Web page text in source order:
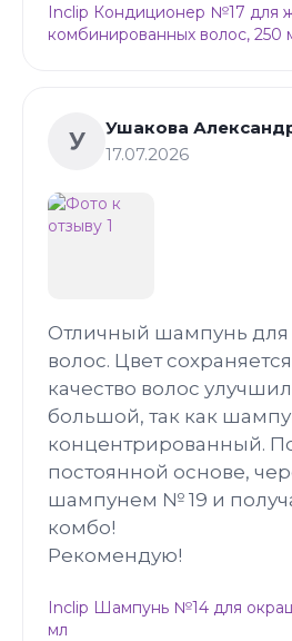
Inclip Кондиционер №17 для
комбинированных волос, 250
У
Ушакова
17.07.2026
Отличный шампунь
волос. Цвет
качество волос
большой, так как
концентрированный.
постоянной основе,
шампунем № 19 и
комбо!
Рекомендую!
Inclip Шампунь №14 для
мл